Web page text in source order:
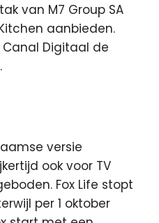
van M7 Group SA
aanbieden.
Digitaal de
versie
ook voor TV
Fox Life stopt
per 1 oktober